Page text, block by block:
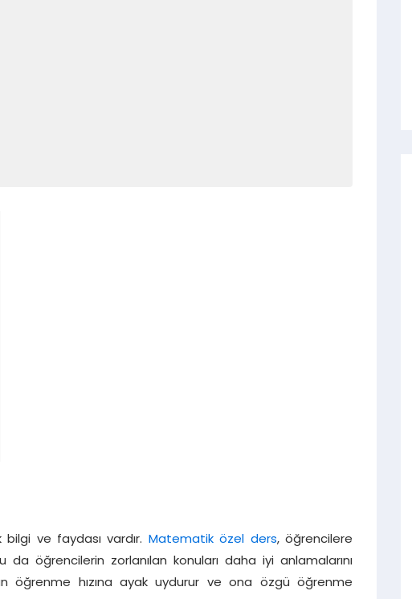
bilgi ve faydası vardır. Matematik özel ders, öğrencilere
öğrencilerin zorlanılan konuları daha iyi anlamalarını
öğrenme hızına ayak uydurur ve ona özgü öğrenme